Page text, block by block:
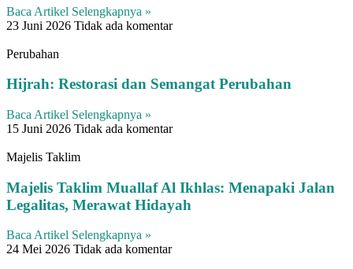
Baca Artikel Selengkapnya »
23 Juni 2026 Tidak ada komentar
Perubahan
Hijrah: Restorasi dan Semangat Perubahan
Baca Artikel Selengkapnya »
15 Juni 2026 Tidak ada komentar
Majelis Taklim
Majelis Taklim Muallaf Al Ikhlas: Menapaki Jalan
Legalitas, Merawat Hidayah
Baca Artikel Selengkapnya »
24 Mei 2026 Tidak ada komentar